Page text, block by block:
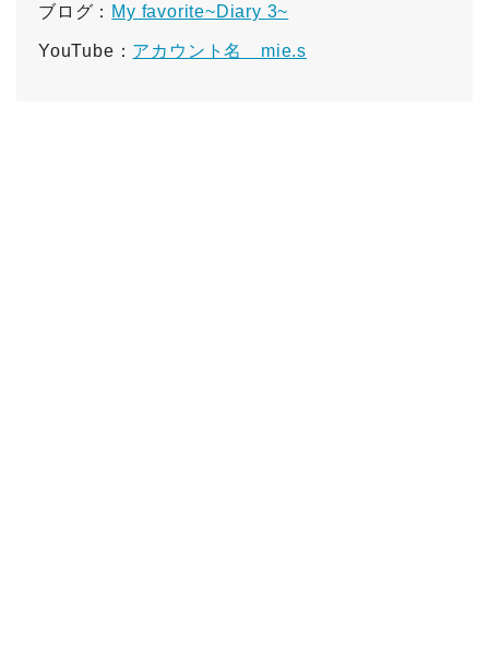
ブログ： My favorite~Diary 3~
YouTube： アカウント名 mie.s